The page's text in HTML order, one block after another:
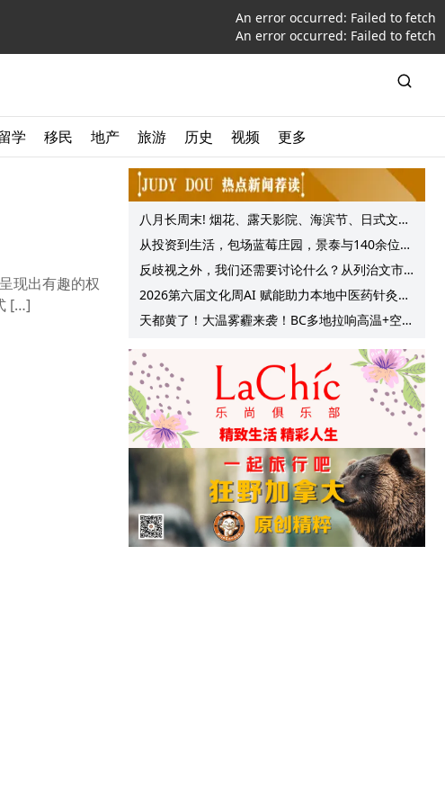
An error occurred: Failed to fetch
An error occurred: Failed to fetch
学 移民 地产 旅游 历史 视频 更多
现出有趣的权
[…]
八月长周末! 烟花、露天影院、海滨节、日式文化
节庆, 大温哥华各种精彩活动上线!
从投资到生活，包场蓝莓庄园，景泰与140余位客
户共享夏日”莓”好时光
反歧视之外，我们还需要讨论什么？从列治文市
议会一项动议谈起
2026第六届文化周AI 赋能助力本地中医药针灸服
务提质升级
天都黄了！大温雾霾来袭！BC多地拉响高温+空气